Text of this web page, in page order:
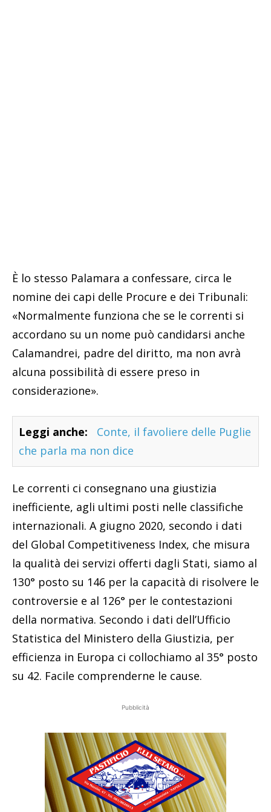
È lo stesso Palamara a confessare, circa le
nomine dei capi delle Procure e dei Tribunali:
«Normalmente funziona che se le correnti si
accordano su un nome può candidarsi anche
Calamandrei, padre del diritto, ma non avrà
alcuna possibilità di essere preso in
considerazione».
Leggi anche:
Conte, il favoliere delle Puglie
che parla ma non dice
Le correnti ci consegnano una giustizia
inefficiente, agli ultimi posti nelle classifiche
internazionali. A giugno 2020, secondo i dati
del Global Competitiveness Index, che misura
la qualità dei servizi offerti dagli Stati, siamo al
130° posto su 146 per la capacità di risolvere le
controversie e al 126° per le contestazioni
della normativa. Secondo i dati dell’Ufficio
Statistica del Ministero della Giustizia, per
efficienza in Europa ci collochiamo al 35° posto
su 42. Facile comprenderne le cause.
Pubblicità